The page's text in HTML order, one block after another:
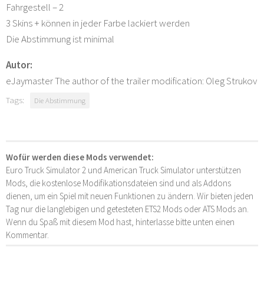
Fahrgestell – 2
3 Skins + können in jeder Farbe lackiert werden
Die Abstimmung ist minimal
Autor:
eJaymaster The author of the trailer modification: Oleg Strukov
Tags: Die Abstimmung
Wofür werden diese Mods verwendet:
Euro Truck Simulator 2 und American Truck Simulator unterstützen
Mods, die kostenlose Modifikationsdateien sind und als Addons
dienen, um ein Spiel mit neuen Funktionen zu ändern. Wir bieten jeden
Tag nur die langlebigen und getesteten ETS2 Mods oder ATS Mods an.
Wenn du Spaß mit diesem Mod hast, hinterlasse bitte unten einen
Kommentar.